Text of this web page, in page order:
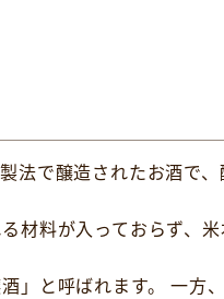
法で醸造されたお酒で
材料が入っておらず、
」と呼ばれます。 一方